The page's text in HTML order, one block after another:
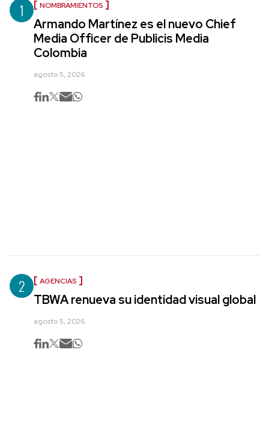
1 NOMBRAMIENTOS
Armando Martínez es el nuevo Chief
Media Officer de Publicis Media
Colombia
agosto 5, 2026
2 AGENCIAS
TBWA renueva su identidad visual global
agosto 5, 2026